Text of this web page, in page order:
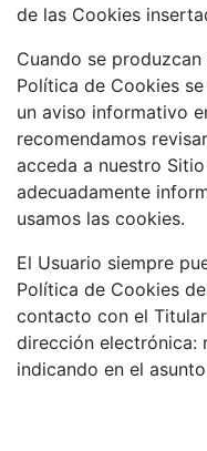
de las Cookies
Cuando se
Política de Cookies
un aviso informativo
recomendamos
acceda a nuestro
adecuadamente
usamos las cookies.
El Usuario siempre
Política de Cookies
contacto con el
dirección electrónica:
indicando en el